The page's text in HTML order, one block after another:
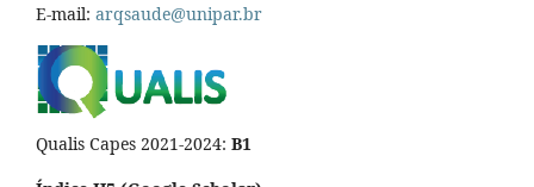
E-mail: arqsaude@unipar.br
Qualis Capes 2021-2024: B1